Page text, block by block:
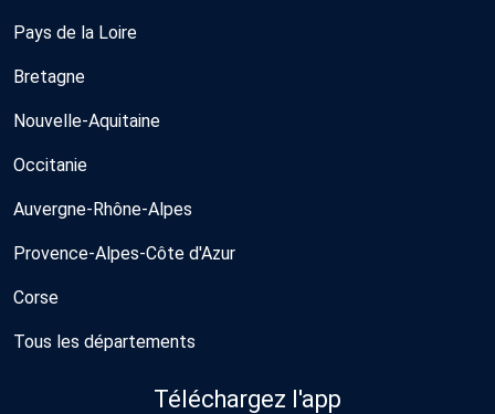
Pays de la Loire
Bretagne
Nouvelle-Aquitaine
Occitanie
Auvergne-Rhône-Alpes
Provence-Alpes-Côte d'Azur
Corse
Tous les départements
Téléchargez l'app